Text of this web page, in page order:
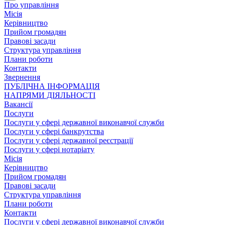
Про управління
Місія
Керівництво
Прийом громадян
Правові засади
Структура управління
Плани роботи
Контакти
Звернення
ПУБЛІЧНА ІНФОРМАЦІЯ
НАПРЯМИ ДІЯЛЬНОСТІ
Вакансії
Послуги
Послуги у сфері державної виконавчої служби
Послуги у сфері банкрутства
Послуги у сфері державної реєстрації
Послуги у сфері нотаріату
Місія
Керівництво
Прийом громадян
Правові засади
Структура управління
Плани роботи
Контакти
Послуги у сфері державної виконавчої служби